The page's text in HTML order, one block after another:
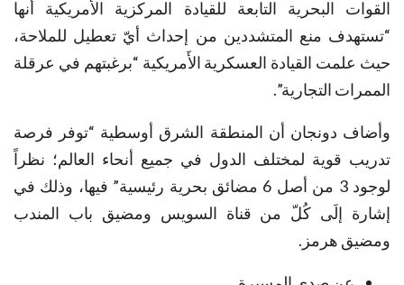
القوات البحرية التابعة للقيادة المركزية الأَمريكية أنها
“تستهدف منع المتشددين من إحداث أيّ تعطيل للملاحة،
حيث علمت القيادة العسكرية الأَمريكية “برغبتهم في عرقلة
الممرات التجارية”.
وأضاف دونجان أن المنطقة الشرق أوسطية “توفر فرصة
تدريب قوية لمختلف الدول في جميع أنحاء العالم؛ نظراً
لوجود 3 من أصل 6 مضائق بحرية رئيسية” فيها، وذلك في
إشارة إلَى كُلّ من قناة السويس ومضيق باب المندب
ومضيق هرمز.